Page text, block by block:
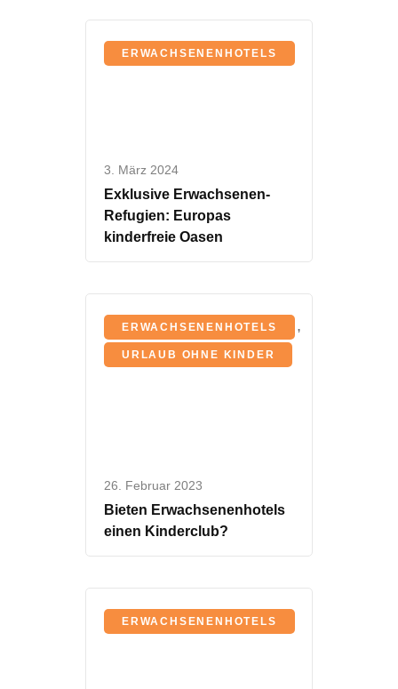
ERWACHSENENHOTELS
3. März 2024
Exklusive Erwachsenen-
Refugien: Europas
kinderfreie Oasen
ERWACHSENENHOTELS ,
URLAUB OHNE KINDER
26. Februar 2023
Bieten Erwachsenenhotels
einen Kinderclub?
ERWACHSENENHOTELS